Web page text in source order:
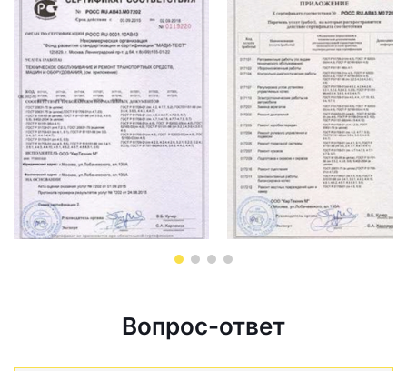
Вопрос-ответ